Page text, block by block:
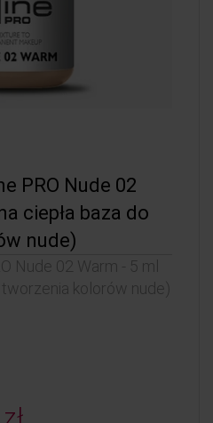
PRO Nude 02
ciepła baza do
nude)
Nude 02 Warm - 5 ml
tworzenia kolorów nude)